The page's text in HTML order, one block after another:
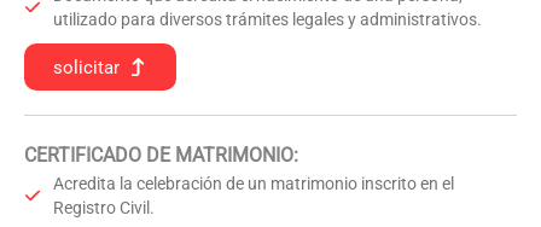
utilizado para diversos trámites legales y administrativos.
solicitar
CERTIFICADO DE MATRIMONIO:
Acredita la celebración de un matrimonio inscrito en el
Registro Civil.